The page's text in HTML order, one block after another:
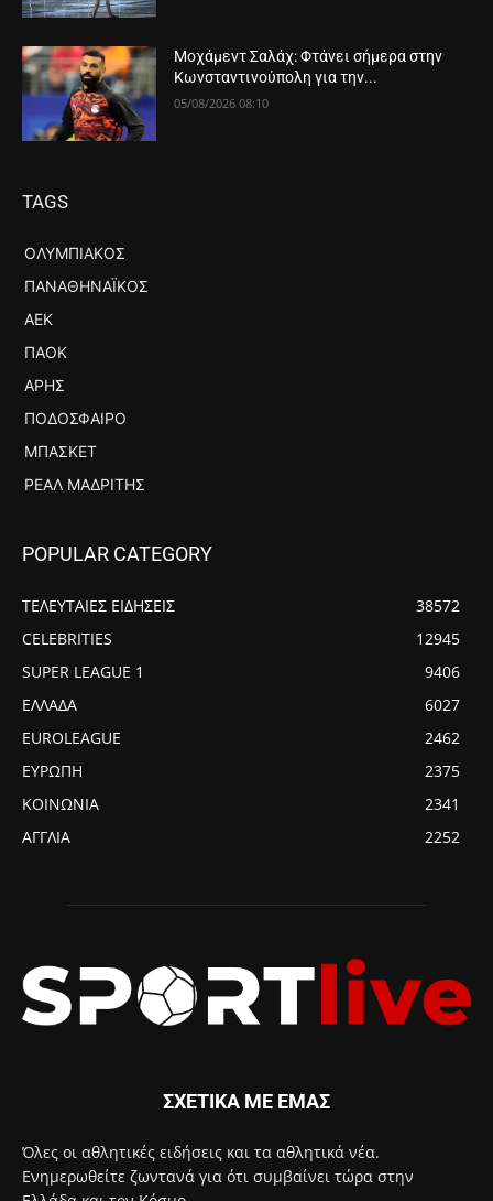
Μοχάμεντ Σαλάχ: Φτάνει σήμερα στην
Κωνσταντινούπολη για την...
05/08/2026 08:10
TAGS
ΟΛΥΜΠΙΑΚΌΣ
ΠΑΝΑΘΗΝΑΪΚΌΣ
ΑΕΚ
ΠΑΟΚ
ΆΡΗΣ
ΠΟΔΌΣΦΑΙΡΟ
ΜΠΆΣΚΕΤ
ΡΕΆΛ ΜΑΔΡΊΤΗΣ
POPULAR CATEGORY
ΤΕΛΕΥΤΑΙΕΣ ΕΙΔΗΣΕΙΣ
38572
CELEBRITIES
12945
SUPER LEAGUE 1
9406
ΕΛΛΑΔΑ
6027
EUROLEAGUE
2462
ΕΥΡΩΠΗ
2375
ΚΟΙΝΩΝΙΑ
2341
ΑΓΓΛΙΑ
2252
ΣΧΕΤΙΚΑ ΜΕ ΕΜΑΣ
Όλες οι αθλητικές ειδήσεις και τα αθλητικά νέα.
Ενημερωθείτε ζωντανά για ότι συμβαίνει τώρα στην